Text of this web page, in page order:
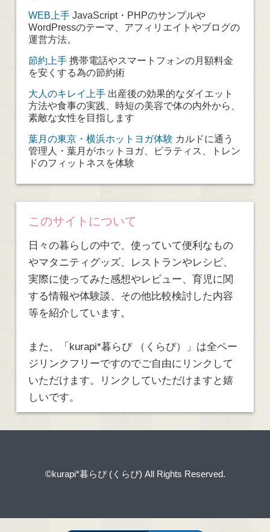
WEB上手JavaScript・PHPのサンプルや
WordPressのテーマ、アフィリエイトやブログの
運営方法。
節約上手携帯電話やスマートフォンの月額料金
を安くする為の節約術
大人のキレイ上手出産後の効果的なダイエット
方法や食事の実践、時短の美容で体の内外から、
素敵な女性を目指します
葉月の東京・横浜ホットヨガ体験 カルドに通う
管理人・葉月がホットヨガ、ピラティス、トレン
ドのフィットネスを体験
このサイトについて
日々の暮らしの中で、使っていて便利なもの
やマタニティグッズ、レストランやレシピ、
実際に使ってみた感想やレビュー、育児に関
する情報や体験談、その他比較検討した内容
等を紹介しています。
また、「kurapi*暮らぴ （くらぴ）」は全ペー
ジリンクフリーですのでご自由にリンクして
いただけます。リンクしていただけますと嬉
しいです。
©kurapi*暮らぴ (くらぴ) All Rights Reserved.